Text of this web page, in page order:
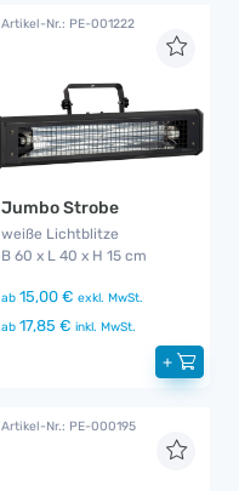
Artikel-Nr.: PE-001222
Jumbo Strobe
weiße Lichtblitze
B 60 x L 40 x H 15 cm
ab 15,00 € exkl. MwSt.
ab 17,85 € inkl. MwSt.
+
Artikel-Nr.: PE-000195